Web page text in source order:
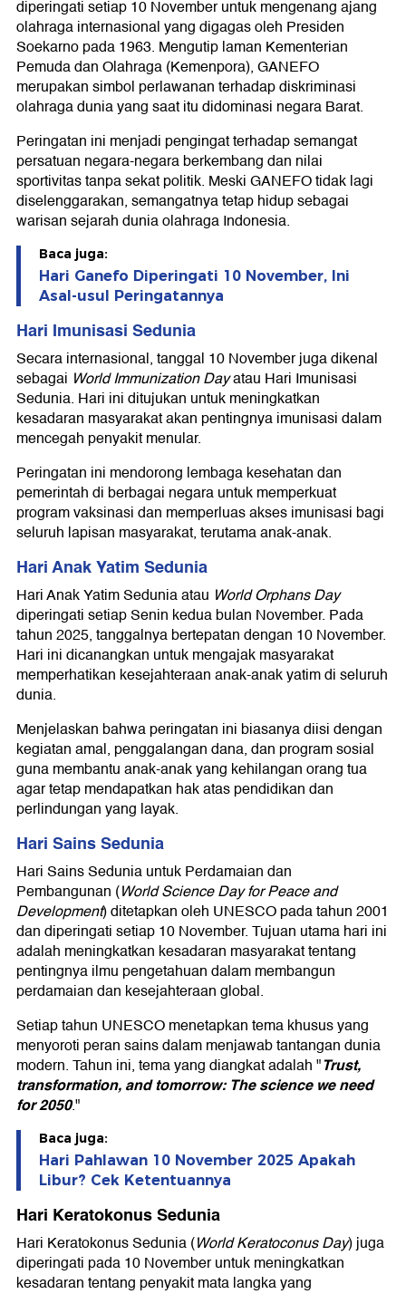
diperingati setiap 10 November untuk mengenang ajang
olahraga internasional yang digagas oleh Presiden
Soekarno pada 1963. Mengutip laman Kementerian
Pemuda dan Olahraga (Kemenpora), GANEFO
merupakan simbol perlawanan terhadap diskriminasi
olahraga dunia yang saat itu didominasi negara Barat.
Peringatan ini menjadi pengingat terhadap semangat
persatuan negara-negara berkembang dan nilai
sportivitas tanpa sekat politik. Meski GANEFO tidak lagi
diselenggarakan, semangatnya tetap hidup sebagai
warisan sejarah dunia olahraga Indonesia.
Baca juga:
Hari Ganefo Diperingati 10 November, Ini
Asal-usul Peringatannya
Hari Imunisasi Sedunia
Secara internasional, tanggal 10 November juga dikenal
sebagai World Immunization Dayatau Hari Imunisasi
Sedunia. Hari ini ditujukan untuk meningkatkan
kesadaran masyarakat akan pentingnya imunisasi dalam
mencegah penyakit menular.
Peringatan ini mendorong lembaga kesehatan dan
pemerintah di berbagai negara untuk memperkuat
program vaksinasi dan memperluas akses imunisasi bagi
seluruh lapisan masyarakat, terutama anak-anak.
Hari Anak Yatim Sedunia
Hari Anak Yatim Sedunia atau World Orphans Day
diperingati setiap Senin kedua bulan November. Pada
tahun 2025, tanggalnya bertepatan dengan 10 November.
Hari ini dicanangkan untuk mengajak masyarakat
memperhatikan kesejahteraan anak-anak yatim di seluruh
dunia.
Menjelaskan bahwa peringatan ini biasanya diisi dengan
kegiatan amal, penggalangan dana, dan program sosial
guna membantu anak-anak yang kehilangan orang tua
agar tetap mendapatkan hak atas pendidikan dan
perlindungan yang layak.
Hari Sains Sedunia
Hari Sains Sedunia untuk Perdamaian dan
Pembangunan (World Science Day for Peace and
Development) ditetapkan oleh UNESCO pada tahun 2001
dan diperingati setiap 10 November. Tujuan utama hari ini
adalah meningkatkan kesadaran masyarakat tentang
pentingnya ilmu pengetahuan dalam membangun
perdamaian dan kesejahteraan global.
Setiap tahun UNESCO menetapkan tema khusus yang
menyoroti peran sains dalam menjawab tantangan dunia
modern. Tahun ini, tema yang diangkat adalah "Trust,
transformation, and tomorrow: The science we need
for 2050."
Baca juga:
Hari Pahlawan 10 November 2025 Apakah
Libur? Cek Ketentuannya
Hari Keratokonus Sedunia
Hari Keratokonus Sedunia (World Keratoconus Day) juga
diperingati pada 10 November untuk meningkatkan
kesadaran tentang penyakit mata langka yang